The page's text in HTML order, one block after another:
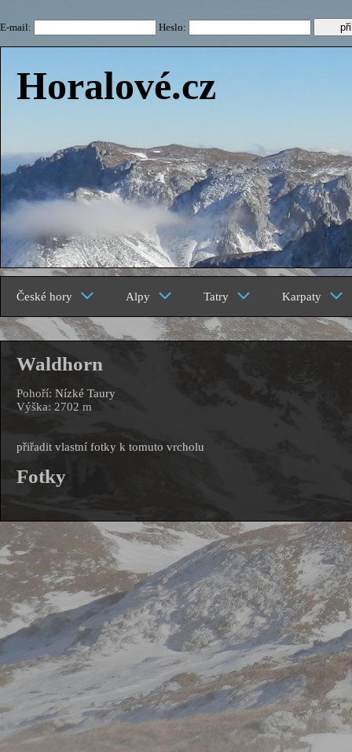
E-mail: Heslo:
Horalové.cz
České hory Alpy Tatry Karpaty
Waldhorn
Pohoří: Nízké Taury
Výška: 2702 m
přiřadit vlastní fotky k tomuto vrcholu
Fotky